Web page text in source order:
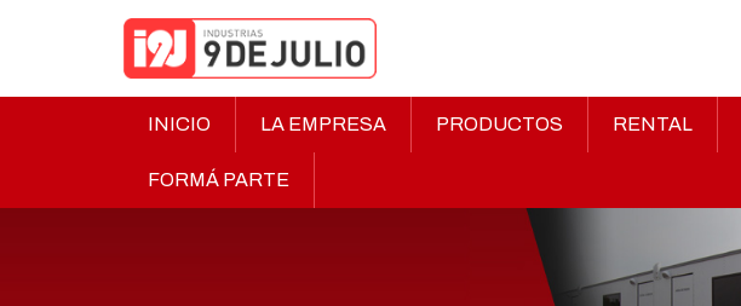
INICIO LA EMPRESA PRODUCTOS RENTAL
FORMÁ PARTE